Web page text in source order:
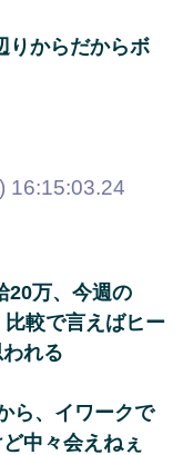
りからだからボ
16:15:03.24
20万、今週の
較で言えばヒー
れる
ら、イワークで
中々会えねぇ